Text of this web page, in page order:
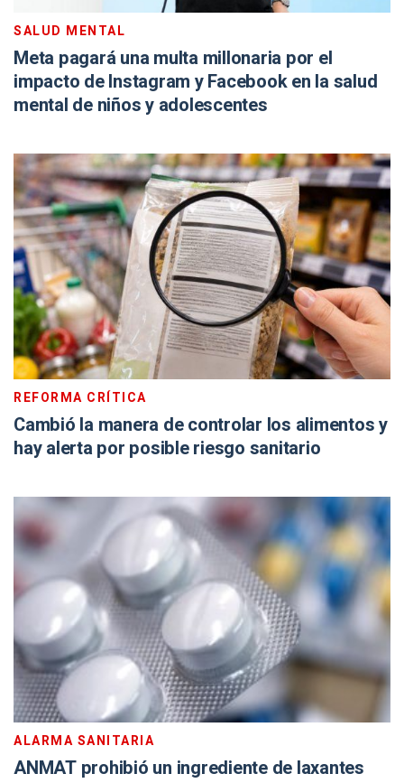
SALUD MENTAL
Meta pagará una multa millonaria por el
impacto de Instagram y Facebook en la salud
mental de niños y adolescentes
REFORMA CRÍTICA
Cambió la manera de controlar los alimentos y
hay alerta por posible riesgo sanitario
ALARMA SANITARIA
ANMAT prohibió un ingrediente de laxantes